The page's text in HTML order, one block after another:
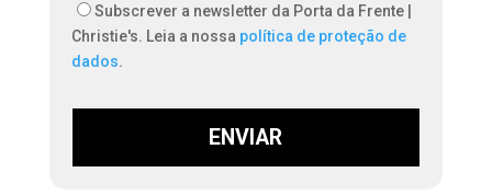
Subscrever a newsletter da Porta da Frente |
Christie's. Leia a nossa política de proteção de
dados.
ENVIAR